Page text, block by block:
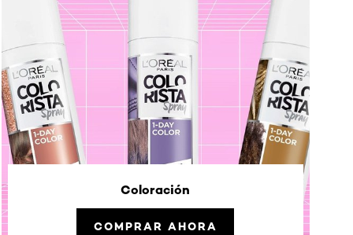
Coloración
COMPRAR AHORA